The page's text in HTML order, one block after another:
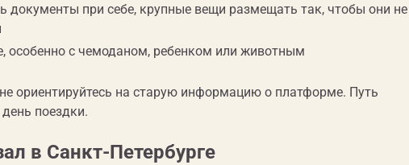
документы при себе, крупные вещи размещать так, чтобы они не
особенно с чемоданом, ребенком или животным
ориентируйтесь на старую информацию о платформе. Путь
поездки.
в Санкт-Петербурге